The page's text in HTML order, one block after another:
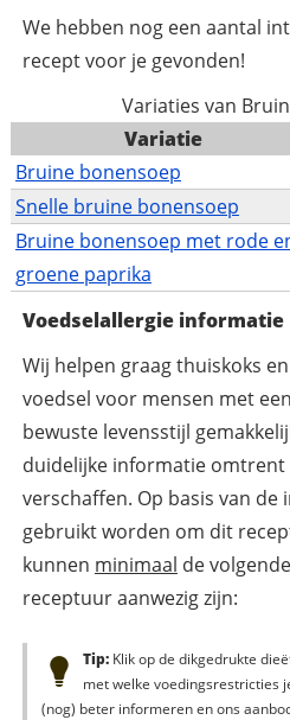
We hebben nog een aantal
recept voor je gevonden!
Variaties van
Variatie
Bruine bonensoep
Snelle bruine bonensoep
Bruine bonensoep met rode
groene paprika
Voedselallergie informatie
Wij helpen graag thuiskoks
voedsel voor mensen met
bewuste levensstijl
duidelijke informatie
verschaffen. Op basis van de
gebruikt worden om dit
kunnen minimaal de
receptuur aanwezig zijn:
Tip:Klik op de dikgedrukte
met welke voedingsrestricties
(nog) beter informeren en ons